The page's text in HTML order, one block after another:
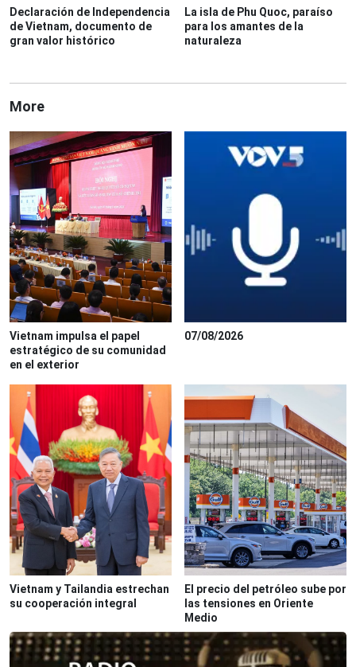
Declaración de Independencia
de Vietnam, documento de
gran valor histórico
La isla de Phu Quoc, paraíso
para los amantes de la
naturaleza
More
Vietnam impulsa el papel
estratégico de su comunidad
en el exterior
07/08/2026
Vietnam y Tailandia estrechan
su cooperación integral
El precio del petróleo sube por
las tensiones en Oriente
Medio